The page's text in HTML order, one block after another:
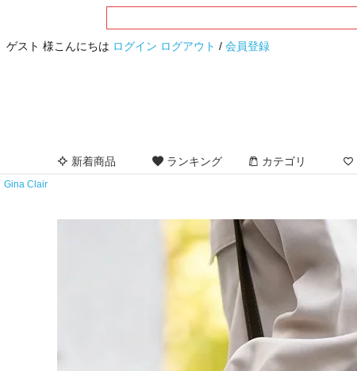
ゲスト 様こんにちは ログイン ログアウト / 会員登録
新着商品 ランキング カテゴリ
Gina Clair